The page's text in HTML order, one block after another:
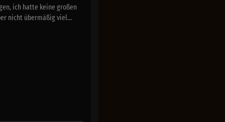
ich hatte keine großen
nicht übermäßig viel…